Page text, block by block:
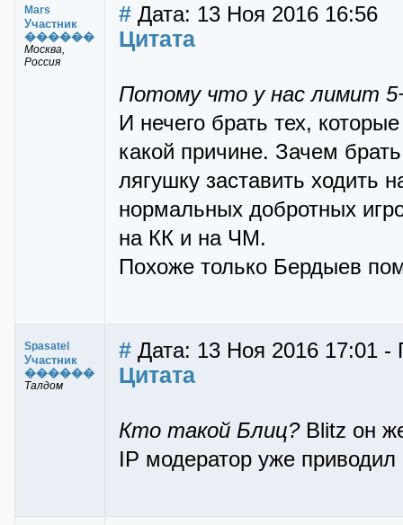
Mars
Участник
������
Москва,
Россия
# Дата: 13 Ноя 2016 16:56
Цитата
Потому что у нас лимит
И нечего брать тех,
какой причине. Зачем
лягушку заставить ходить
нормальных добротных
на КК и на ЧМ.
Похоже только Бердыев
Spasatel
Участник
������
Талдом
# Дата: 13 Ноя 2016 17:01 -
Цитата
Кто такой Блиц?Blitz он
IP модератор уже приводил